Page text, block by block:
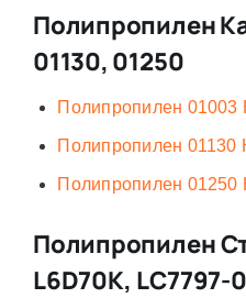
Полипропилен
01130, 01250
Полипропилен 01003
Полипропилен 01130
Полипропилен 01250
Полипропилен
L6D70К, LC7797-